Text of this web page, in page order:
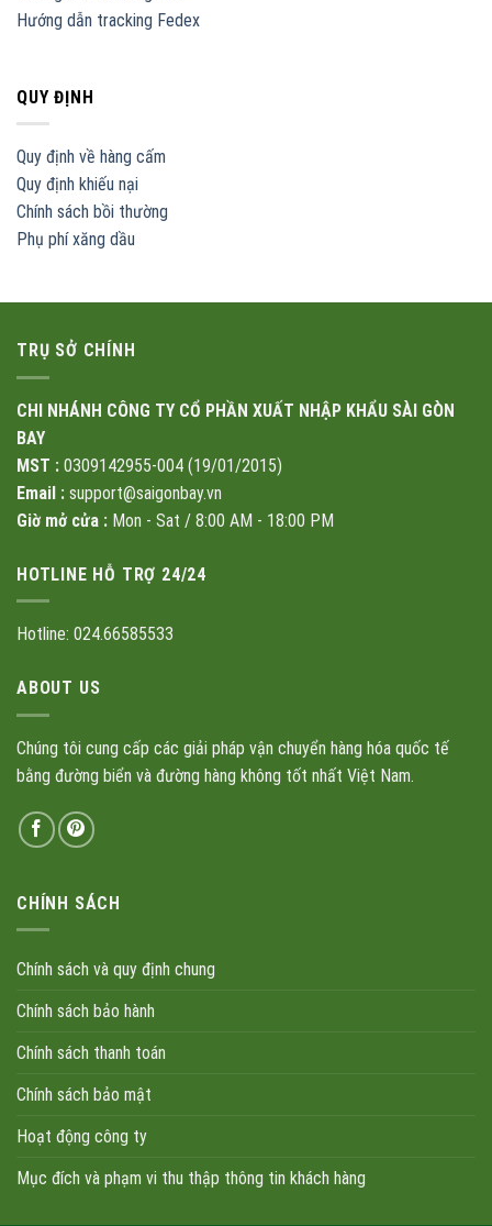
Hướng dẫn tracking Fedex
QUY ĐỊNH
Quy định về hàng cấm
Quy định khiếu nại
Chính sách bồi thường
Phụ phí xăng dầu
TRỤ SỞ CHÍNH
CHI NHÁNH CÔNG TY CỔ PHẦN XUẤT NHẬP KHẨU SÀI GÒN
BAY
MST : 0309142955-004 (19/01/2015)
Email : support@saigonbay.vn
Giờ mở cửa : Mon - Sat / 8:00 AM - 18:00 PM
HOTLINE HỖ TRỢ 24/24
Hotline: 024.66585533
ABOUT US
Chúng tôi cung cấp các giải pháp vận chuyển hàng hóa quốc tế
bằng đường biển và đường hàng không tốt nhất Việt Nam.
CHÍNH SÁCH
Chính sách và quy định chung
Chính sách bảo hành
Chính sách thanh toán
Chính sách bảo mật
Hoạt động công ty
Mục đích và phạm vi thu thập thông tin khách hàng